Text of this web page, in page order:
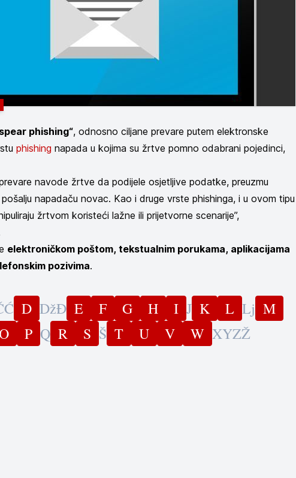
phishing“, odnosno ciljane prevare putem elektronske
phishing napada u kojima su žrtve pomno odabrani pojedinci,
navode žrtve da podijele osjetljive podatke, preuzmu
napadaču novac. Kao i druge vrste phishinga, i u ovom tipu
žrtvom koristeći lažne ili prijetvorne scenarije”,
elektroničkom poštom, tekstualnim porukama, aplikacijama
pozivima.
Ć D DžĐ E F G H I J K L Lj M
P Q R S Š T U V W XYZŽ